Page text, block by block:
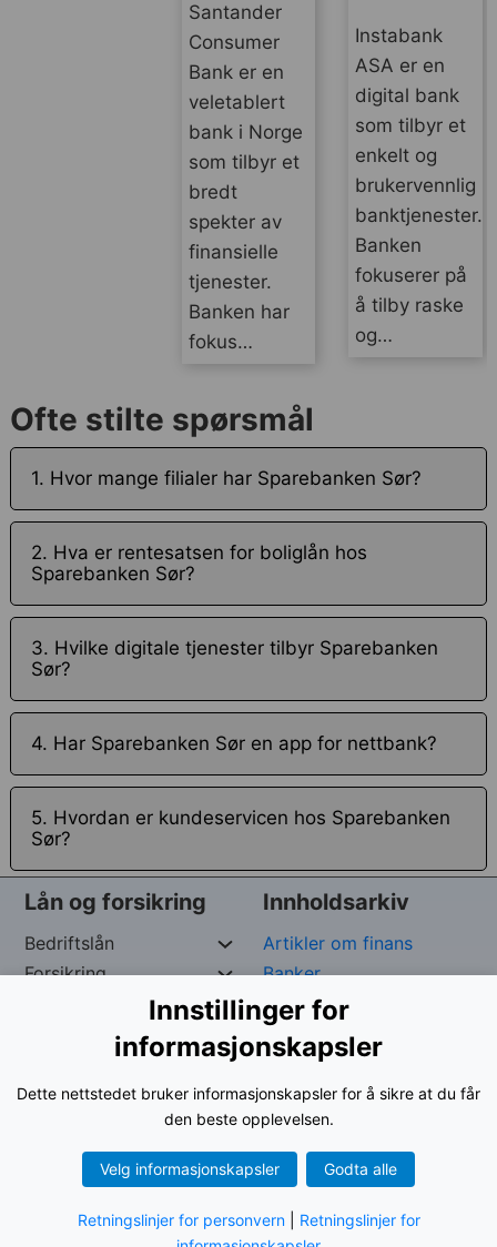
Innstillinger for
informasjonskapsler
Dette nettstedet bruker informasjonskapsler for å sikre at du får
den beste opplevelsen.
Velg informasjonskapsler Godta alle
Retningslinjer for personvern| Retningslinjer for
Santander
Consumer
Bank er en
veletablert
bank i Norge
som tilbyr et
bredt
spekter av
finansielle
tjenester.
Banken har
fokus…
Instabank
ASA er en
digital bank
som tilbyr et
enkelt og
brukervennlig
banktjenester.
Banken
fokuserer på
å tilby raske
og…
Ofte stilte spørsmål
1. Hvor mange filialer har Sparebanken Sør?
2. Hva er rentesatsen for boliglån hos
Sparebanken Sør?
3. Hvilke digitale tjenester tilbyr Sparebanken
Sør?
4. Har Sparebanken Sør en app for nettbank?
5. Hvordan er kundeservicen hos Sparebanken
Sør?
Lån og forsikring
Bedriftslån
Forsikring
Innholdsarkiv
Artikler om finans
Banker
Forsikringspoliser
kredittpleie
Opphavsrett reservert av George – Org. nr:
961024-
Vilkår for bruk|Personvernerklæring